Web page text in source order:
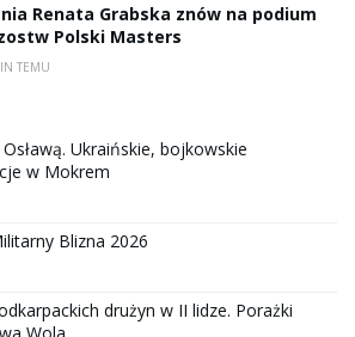
Renata Grabska znów na podium
Polski Masters
TEMU
Ukraińskie, bojkowskie
w Mokrem
Blizna 2026
drużyn w II lidze. Porażki